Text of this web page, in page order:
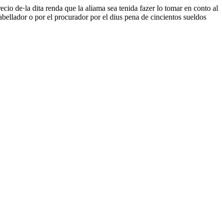
de·la dita renda que la aliama sea tenida fazer lo tomar en conto al
o por el procurador por el dius pena de cincientos sueldos